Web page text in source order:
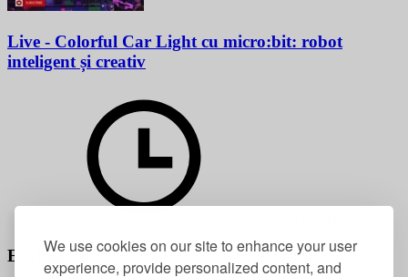
We use cookies on our site to enhance your user
experience, provide personalized content, and
Live - Colorful Car Light cu micro:bit: robot
inteligent și creativ
Etichete